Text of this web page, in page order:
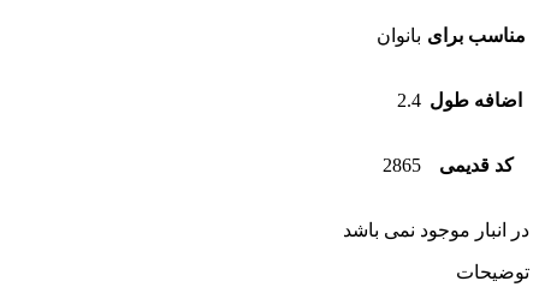
مناسب برای بانوان
اضافه طول 2.4
کد قدیمی 2865
در انبار موجود نمی باشد
توضیحات